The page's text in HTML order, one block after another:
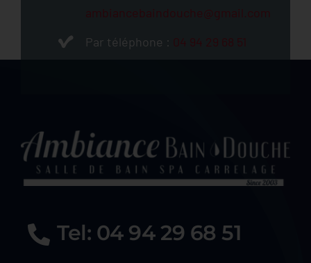
Par téléphone :
Tel: 04 94 29 68 51